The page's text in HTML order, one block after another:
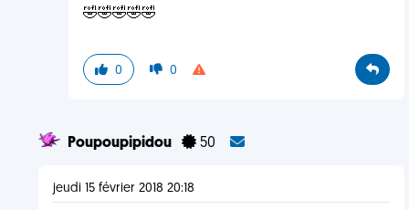
🤣🤣🤣🤣🤣
0 0
Poupoupipidou 50
jeudi 15 février 2018 20:18